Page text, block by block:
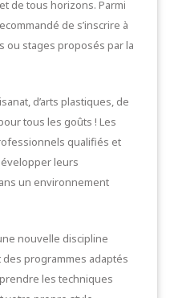
de tous horizons. Parmi
de s’inscrire à
ou stages proposés par la
d’arts plastiques, de
tous les goûts ! Les
qualifiés et
leurs
un environnement
nouvelle discipline
programmes adaptés
les techniques